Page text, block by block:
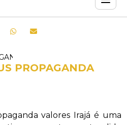
EM
PROPAGANDA
valores Irajá é uma